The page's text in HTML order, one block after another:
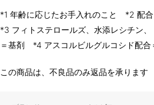
*1 年齢に応じたお手入れのこと *2 配
*3 フィトステロールズ、水添レシチン
＝基剤 *4 アスコルビルグルコシド配
この商品は、不良品のみ返品を承ります